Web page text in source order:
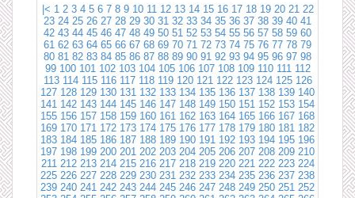
|< 1 2 3 4 5 6 7 8 9 10 11 12 13 14 15 16 17 18 19 20 21 22
23 24 25 26 27 28 29 30 31 32 33 34 35 36 37 38 39 40 41
42 43 44 45 46 47 48 49 50 51 52 53 54 55 56 57 58 59 60
61 62 63 64 65 66 67 68 69 70 71 72 73 74 75 76 77 78 79
80 81 82 83 84 85 86 87 88 89 90 91 92 93 94 95 96 97 98
99 100 101 102 103 104 105 106 107 108 109 110 111 112
113 114 115 116 117 118 119 120 121 122 123 124 125 126
127 128 129 130 131 132 133 134 135 136 137 138 139 140
141 142 143 144 145 146 147 148 149 150 151 152 153 154
155 156 157 158 159 160 161 162 163 164 165 166 167 168
169 170 171 172 173 174 175 176 177 178 179 180 181 182
183 184 185 186 187 188 189 190 191 192 193 194 195 196
197 198 199 200 201 202 203 204 205 206 207 208 209 210
211 212 213 214 215 216 217 218 219 220 221 222 223 224
225 226 227 228 229 230 231 232 233 234 235 236 237 238
239 240 241 242 243 244 245 246 247 248 249 250 251 252